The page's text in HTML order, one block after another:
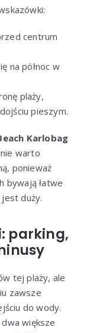
centrum
na północ w
plaży,
pieszym.
Karlobag
warto
ponieważ
bywają łatwe
duży.
parking,
tej plaży, ale
zawsze
do wody.
większe